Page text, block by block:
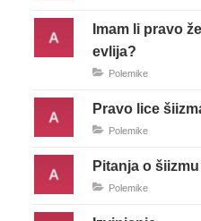
Imam li pravo
evlija?
Polemike
Pravo lice
Polemike
Pitanja o šiizmu
Polemike